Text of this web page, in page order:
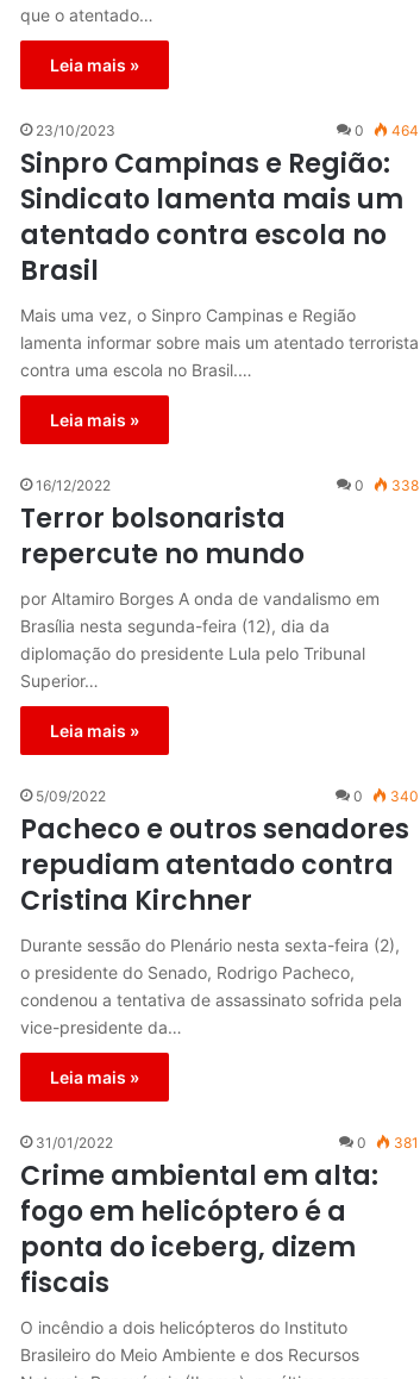
que o atentado…
Leia mais »
23/10/2023 0 464
Sinpro Campinas e Região:
Sindicato lamenta mais um
atentado contra escola no
Brasil
Mais uma vez, o Sinpro Campinas e Região
lamenta informar sobre mais um atentado terrorista
contra uma escola no Brasil.…
Leia mais »
16/12/2022 0 338
Terror bolsonarista
repercute no mundo
por Altamiro Borges A onda de vandalismo em
Brasília nesta segunda-feira (12), dia da
diplomação do presidente Lula pelo Tribunal
Superior…
Leia mais »
5/09/2022 0 340
Pacheco e outros senadores
repudiam atentado contra
Cristina Kirchner
Durante sessão do Plenário nesta sexta-feira (2),
o presidente do Senado, Rodrigo Pacheco,
condenou a tentativa de assassinato sofrida pela
vice-presidente da…
Leia mais »
31/01/2022 0 381
Crime ambiental em alta:
fogo em helicóptero é a
ponta do iceberg, dizem
fiscais
O incêndio a dois helicópteros do Instituto
Brasileiro do Meio Ambiente e dos Recursos